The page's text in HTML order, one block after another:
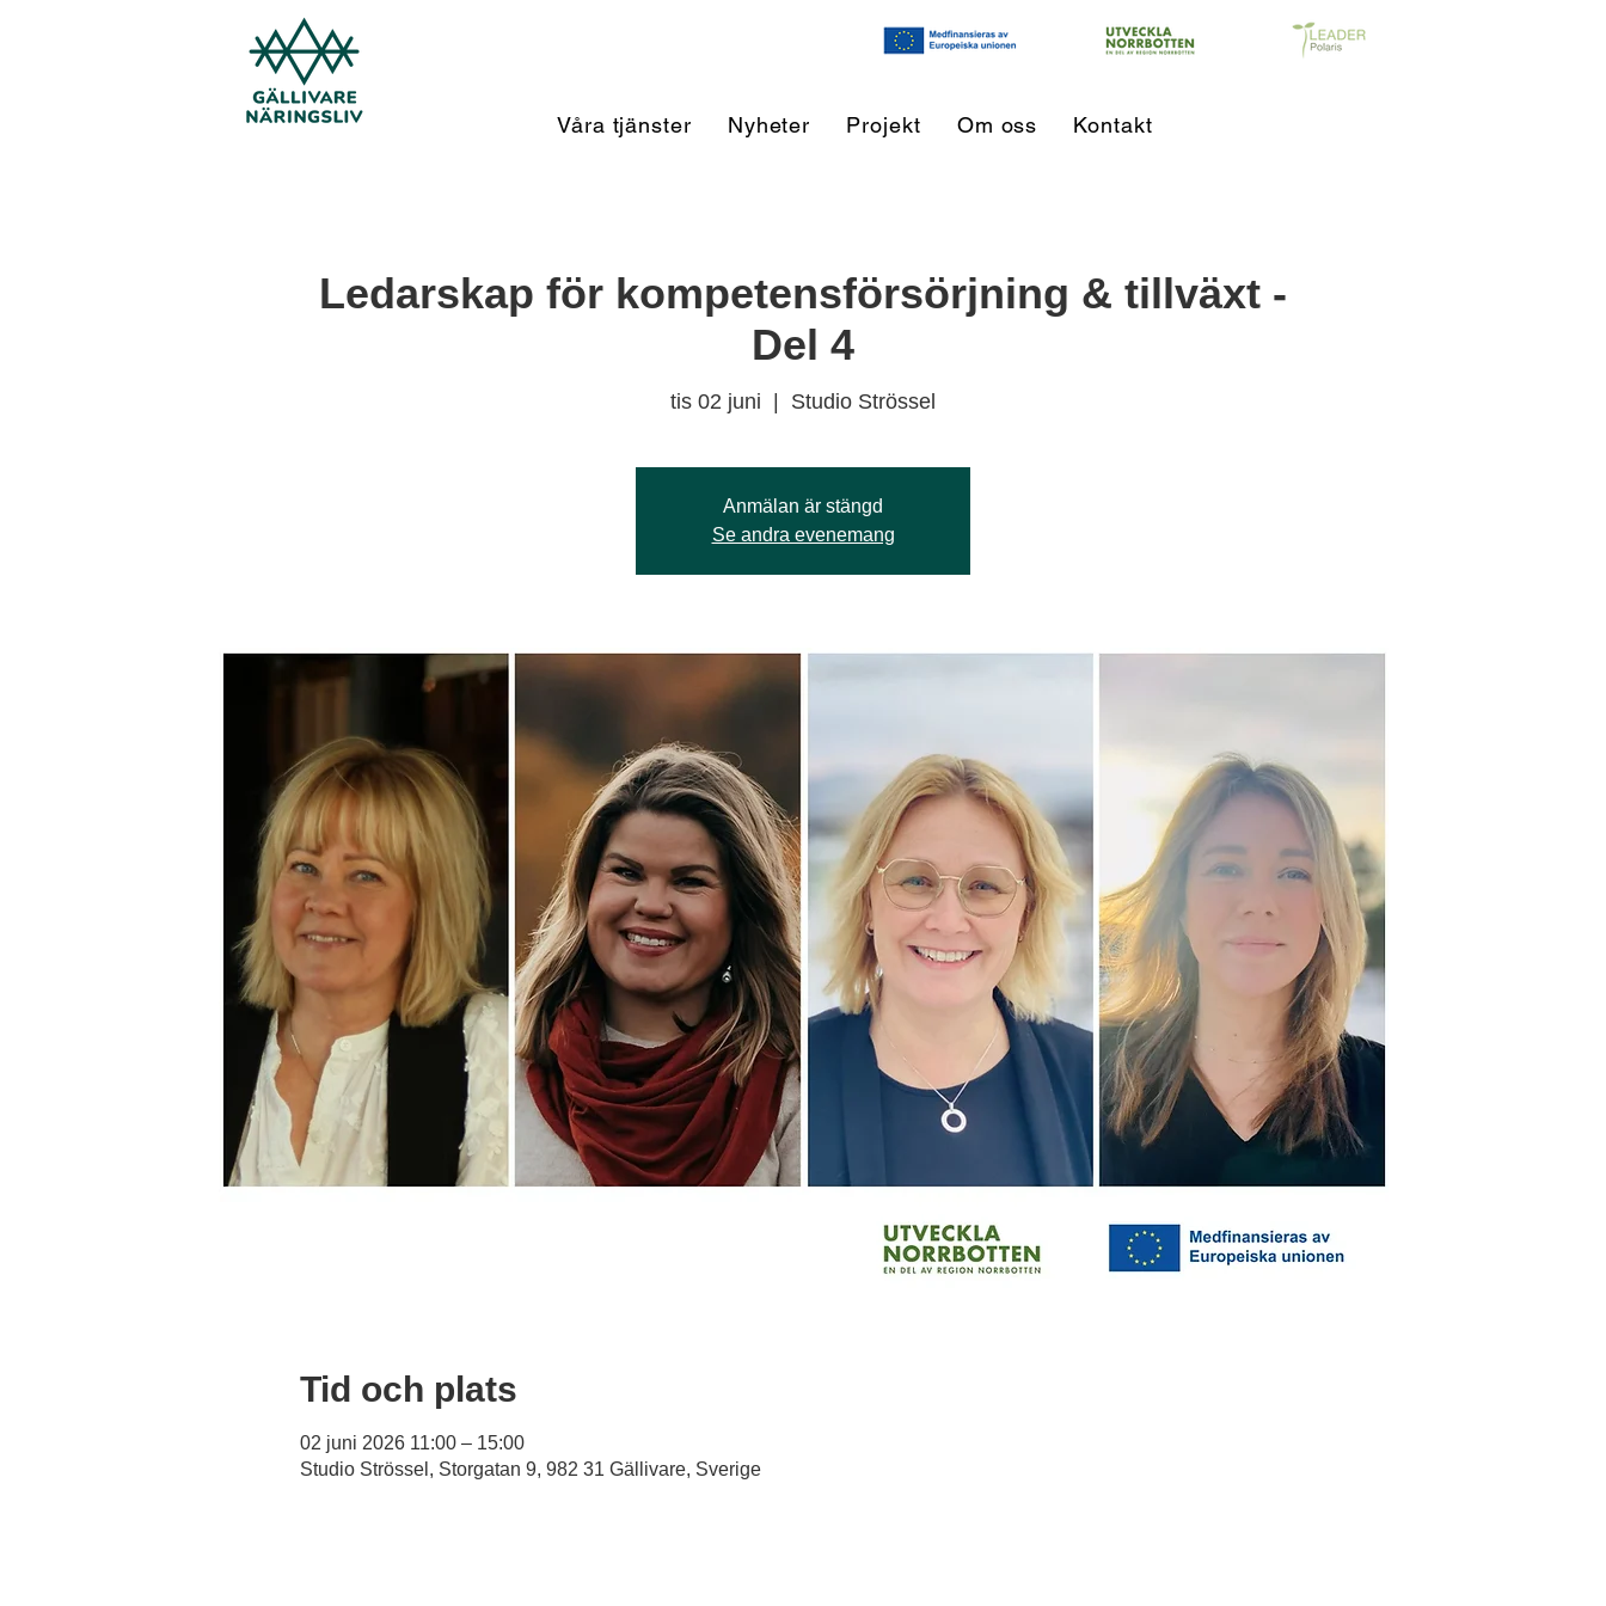
Våra tjänster Nyheter Projekt Om oss Kontakt
Ledarskap för kompetensförsörjning & tillväxt -
Del 4
tis 02 juni Studio Strössel
Anmälan är stängd
Se andra evenemang
Tid och plats
02 juni 2026 11:00 – 15:00
Studio Strössel, Storgatan 9, 982 31 Gällivare, Sverige